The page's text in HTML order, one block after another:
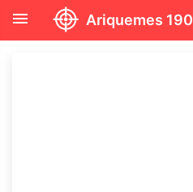
menu Ariquemes 190